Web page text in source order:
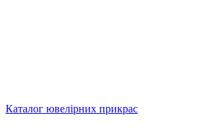
Каталог ювелірних прикрас